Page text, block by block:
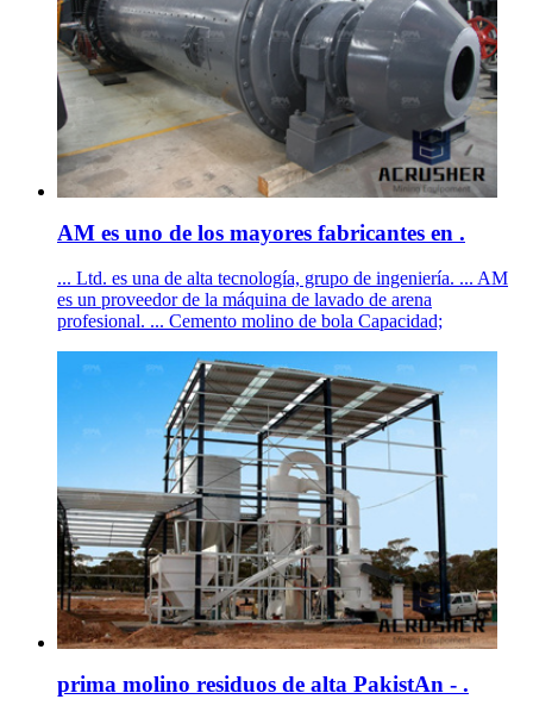
AM es uno de los mayores fabricantes en .
... Ltd. es una de alta tecnología, grupo de ingeniería. ... AM
es un proveedor de la máquina de lavado de arena
profesional. ... Cemento molino de bola Capacidad;
prima molino residuos de alta PakistAn - .